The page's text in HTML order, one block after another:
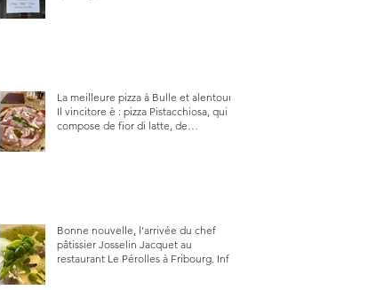
La meilleure pizza à Bulle et alentour.
Il vincitore è : pizza Pistacchiosa, qui se
compose de fior di latte, de
Bonne nouvelle, l’arrivée du chef
pâtissier Josselin Jacquet au
restaurant Le Pérolles à Fribourg. Info